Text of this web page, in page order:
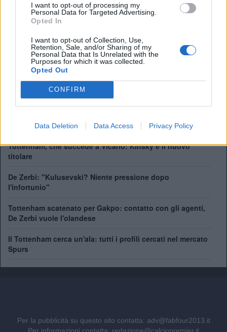
I want to opt-out of processing my
Personal Data for Targeted Advertising.
Opted In
I want to opt-out of Collection, Use,
Retention, Sale, and/or Sharing of my
Personal Data that Is Unrelated with the
Purposes for which it was collected.
Opted Out
CONFIRM
Data Deletion Data Access Privacy Policy
Presidente: Daniel Levy
Manager:Ange Postecoglou
Premier League:2
FA Cup:8
League Cup: 4
FA Community Shield:7
erano distrutti"
Tottenham, che succede a Vicario: Kinsky è il nuovo
titolare
De Zerbi: "Kulusevski? Niente pressione dopo
l'infortunio"
Tottenham scatenato per Gakpo: contatto con gli agenti,
De Zerbi vuole l'olandese
Il Tottenham cerca un'ala: tutti i profili cercati nel mercato
Spurs
Per la pubblicità su questo sito contatta: adv@fabfour2013.it